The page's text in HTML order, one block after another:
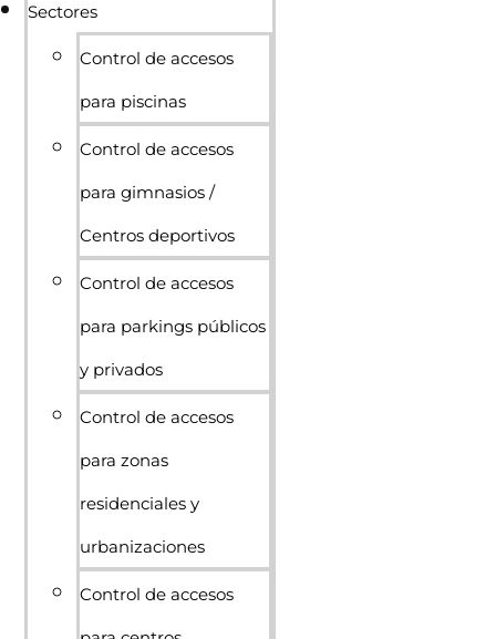
Sectores
Control de accesos
para piscinas
Control de accesos
para gimnasios /
Centros deportivos
Control de accesos
para parkings públicos
y privados
Control de accesos
para zonas
residenciales y
urbanizaciones
Control de accesos